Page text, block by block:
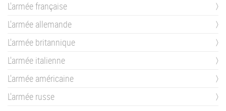
L'armée française
L'armée allemande
L'armée britannique
L'armée italienne
L'armée américaine
L'armée russe